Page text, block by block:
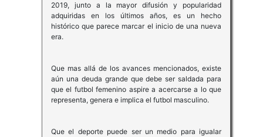
2019, junto a la mayor difusión y popularidad
adquiridas en los últimos años, es un hecho
histórico que parece marcar el inicio de una nueva
era.
Que mas allá de los avances mencionados, existe
aún una deuda grande que debe ser saldada para
que el futbol femenino aspire a acercarse a lo que
representa, genera e implica el futbol masculino.
Que el deporte puede ser un medio para igualar